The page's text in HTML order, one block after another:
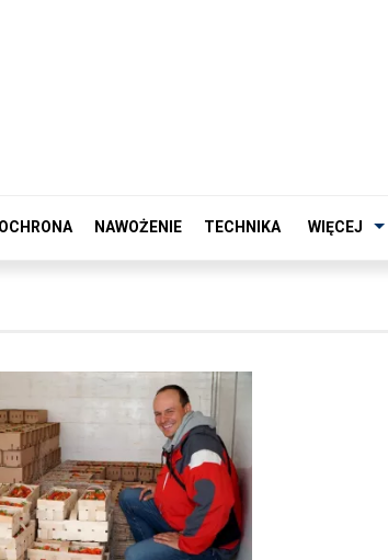
OCHRONA NAWOŻENIE TECHNIKA WIĘCEJ